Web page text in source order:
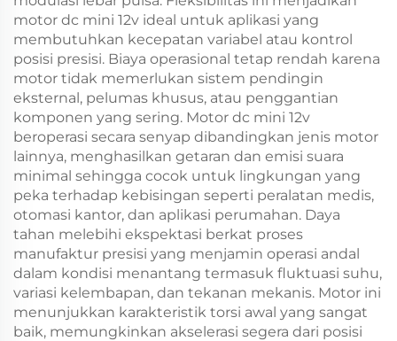
motor dc mini 12v ideal untuk aplikasi yang
membutuhkan kecepatan variabel atau kontrol
posisi presisi. Biaya operasional tetap rendah karena
motor tidak memerlukan sistem pendingin
eksternal, pelumas khusus, atau penggantian
komponen yang sering. Motor dc mini 12v
beroperasi secara senyap dibandingkan jenis motor
lainnya, menghasilkan getaran dan emisi suara
minimal sehingga cocok untuk lingkungan yang
peka terhadap kebisingan seperti peralatan medis,
otomasi kantor, dan aplikasi perumahan. Daya
tahan melebihi ekspektasi berkat proses
manufaktur presisi yang menjamin operasi andal
dalam kondisi menantang termasuk fluktuasi suhu,
variasi kelembapan, dan tekanan mekanis. Motor ini
menunjukkan karakteristik torsi awal yang sangat
baik, memungkinkan akselerasi segera dari posisi